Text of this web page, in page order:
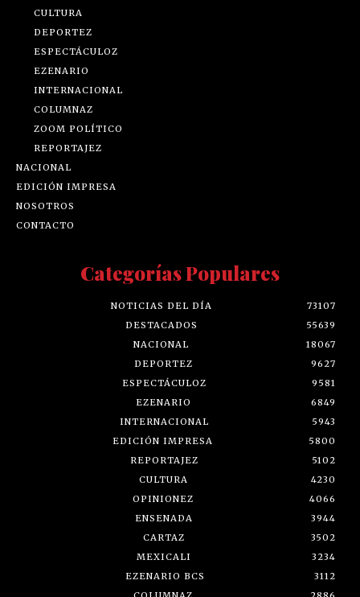
CULTURA
DEPORTEZ
ESPECTÁCULOZ
EZENARIO
INTERNACIONAL
COLUMNAZ
ZOOM POLÍTICO
REPORTAJEZ
NACIONAL
EDICIÓN IMPRESA
NOSOTROS
CONTACTO
Categorías Populares
NOTICIAS DEL DÍA
73107
DESTACADOS
55639
NACIONAL
18067
DEPORTEZ
9627
ESPECTÁCULOZ
9581
EZENARIO
6849
INTERNACIONAL
5943
EDICIÓN IMPRESA
5800
REPORTAJEZ
5102
CULTURA
4230
OPINIONEZ
4066
ENSENADA
3944
CARTAZ
3502
MEXICALI
3234
EZENARIO BCS
3112